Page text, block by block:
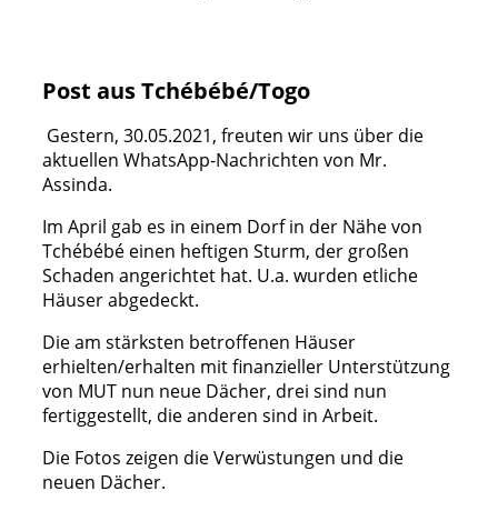
Post aus Tchébébé/Togo
Gestern, 30.05.2021, freuten wir uns über die
aktuellen WhatsApp-Nachrichten von Mr.
Assinda.
Im April gab es in einem Dorf in der Nähe von
Tchébébé einen heftigen Sturm, der großen
Schaden angerichtet hat. U.a. wurden etliche
Häuser abgedeckt.
Die am stärksten betroffenen Häuser
erhielten/erhalten mit finanzieller Unterstützung
von MUT nun neue Dächer, drei sind nun
fertiggestellt, die anderen sind in Arbeit.
Die Fotos zeigen die Verwüstungen und die
neuen Dächer.